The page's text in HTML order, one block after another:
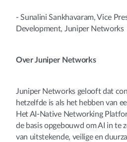
- Sunalini Sankhavaram, Vice
Development, Juniper Networks
Over Juniper Networks
Juniper Networks gelooft dat
hetzelfde is als het hebben van
Het AI-Native Networking
de basis opgebouwd om AI in te
van uitstekende, veilige en